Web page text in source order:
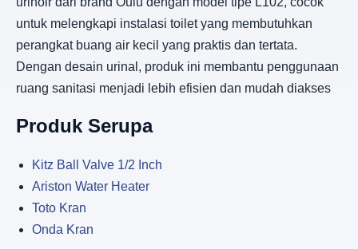
untuk melengkapi instalasi toilet yang membutuhkan
perangkat buang air kecil yang praktis dan tertata.
Dengan desain urinal, produk ini membantu penggunaan
ruang sanitasi menjadi lebih efisien dan mudah diakses
Produk Serupa
Kitz Ball Valve 1/2 Inch
Ariston Water Heater
Toto Kran
Onda Kran